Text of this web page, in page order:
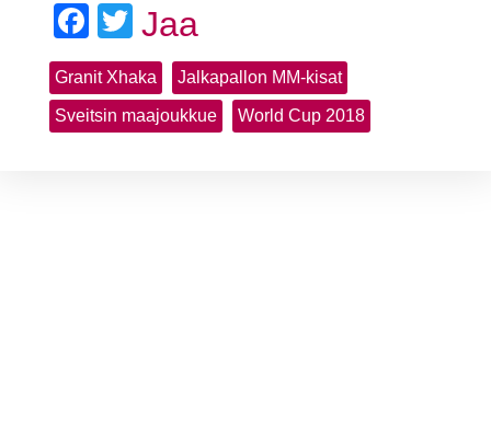
Facebook
Twitter
Jaa
Granit Xhaka Jalkapallon MM-kisat
Sveitsin maajoukkue World Cup 2018